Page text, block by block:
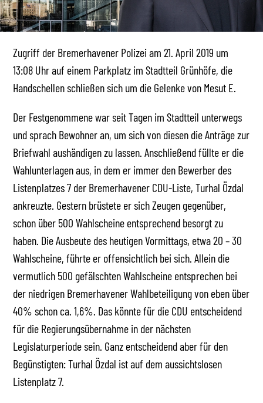
Zugriff der Bremerhavener Polizei am 21. April 2019 um
13:08 Uhr auf einem Parkplatz im Stadtteil Grünhöfe, die
Handschellen schließen sich um die Gelenke von Mesut E.
Der Festgenommene war seit Tagen im Stadtteil unterwegs
und sprach Bewohner an, um sich von diesen die Anträge zur
Briefwahl aushändigen zu lassen. Anschließend füllte er die
Wahlunterlagen aus, in dem er immer den Bewerber des
Listenplatzes 7 der Bremerhavener CDU-Liste, Turhal Özdal
ankreuzte. Gestern brüstete er sich Zeugen gegenüber,
schon über 500 Wahlscheine entsprechend besorgt zu
haben. Die Ausbeute des heutigen Vormittags, etwa 20 – 30
Wahlscheine, führte er offensichtlich bei sich. Allein die
vermutlich 500 gefälschten Wahlscheine entsprechen bei
der niedrigen Bremerhavener Wahlbeteiligung von eben über
40% schon ca. 1,6%. Das könnte für die CDU entscheidend
für die Regierungsübernahme in der nächsten
Legislaturperiode sein. Ganz entscheidend aber für den
Begünstigten: Turhal Özdal ist auf dem aussichtslosen
Listenplatz 7.